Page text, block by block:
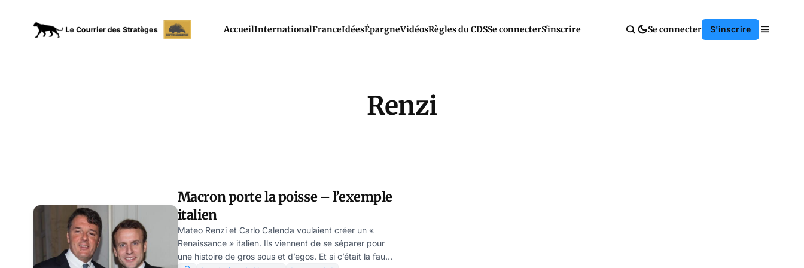
AccueilInternationalFranceIdéesÉpargneVidéosRègles du CDSSe connecterS'inscrire Se connecter S'inscrire
Renzi
Macron porte la poisse – l’exemple
italien
Mateo Renzi et Carlo Calenda voulaient créer un «
Renaissance » italien. Ils viennent de se séparer pour
une histoire de gros sous et d’egos. Et si c’était la faute